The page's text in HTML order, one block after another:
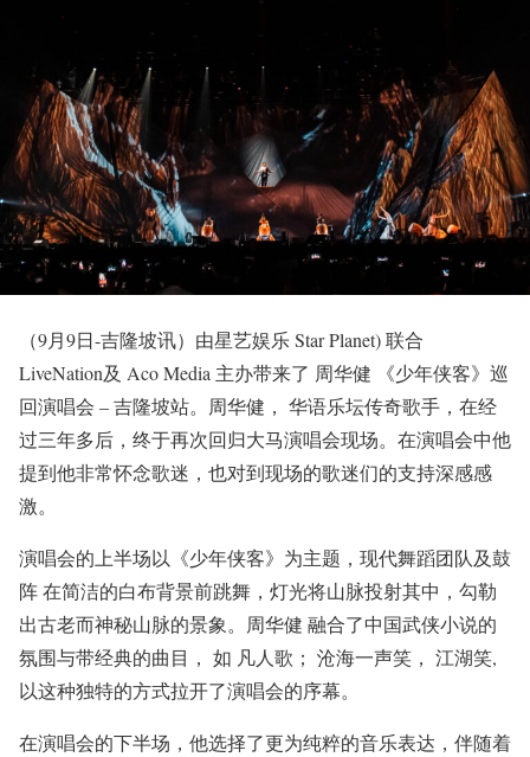
（9月9日-吉隆坡讯）由星艺娱乐 Star Planet) 联合
LiveNation及 Aco Media 主办带来了 周华健 《少年侠客》巡
回演唱会 – 吉隆坡站。周华健， 华语乐坛传奇歌手，在经
过三年多后，终于再次回归大马演唱会现场。在演唱会中他
提到他非常怀念歌迷，也对到现场的歌迷们的支持深感感
激。
演唱会的上半场以《少年侠客》为主题，现代舞蹈团队及鼓
阵 在简洁的白布背景前跳舞，灯光将山脉投射其中，勾勒
出古老而神秘山脉的景象。周华健 融合了中国武侠小说的
氛围与带经典的曲目， 如 凡人歌； 沧海一声笑， 江湖笑,
以这种独特的方式拉开了演唱会的序幕。
在演唱会的下半场，他选择了更为纯粹的音乐表达，伴随着